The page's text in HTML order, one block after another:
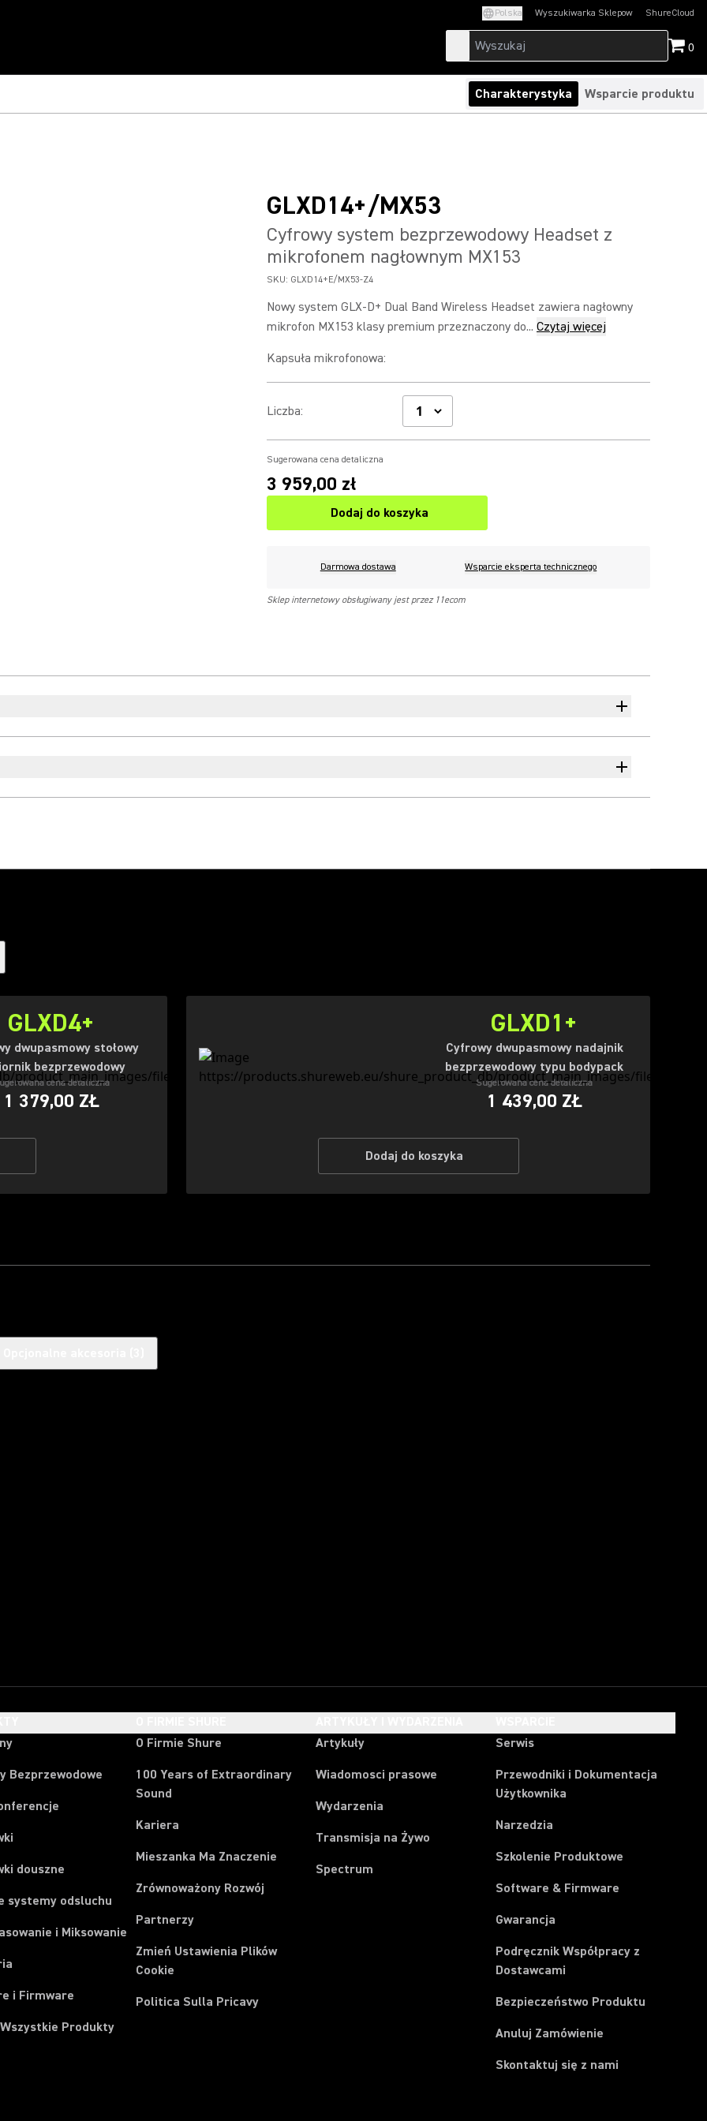
Polska Wyszukiwarka Sklepow ShureCloud
(Opens in a new
0
Charakterystyka Wsparcie produktu
GLXD14+/MX53
Cyfrowy system bezprzewodowy Headset z
mikrofonem nagłownym MX153
SKU: GLXD14+E/MX53-Z4
Nowy system GLX-D+ Dual Band Wireless Headset zawiera nagłowny
mikrofon MX153 klasy premium przeznaczony do... Czytaj więcej
Kapsuła mikrofonowa:
Liczba:
Sugerowana cena detaliczna
3 959,00 zł
Dodaj do koszyka
Darmowa dostawa Wsparcie eksperta technicznego
Sklep internetowy obsługiwany jest przez 11ecom
GLXD4+
dwupasmowy stołowy
bezprzewodowy
cena detaliczna
1 379,00 ZŁ
GLXD1+
Cyfrowy dwupasmowy nadajnik
bezprzewodowy typu bodypack
Sugerowana cena detaliczna
1 439,00 ZŁ
Dodaj do koszyka
Bezprzewodowe
douszne
systemy odsluchu
i Miksowanie
i Firmware
Produkty
O Firmie Shure
100 Years of Extraordinary
Sound
Kariera
Mieszanka Ma Znaczenie
Zrównoważony Rozwój
Partnerzy
Zmień Ustawienia Plików
Cookie
Politica Sulla Pricavy
Artykuły
Wiadomosci prasowe
Wydarzenia
Transmisja na Żywo
Spectrum
Serwis
Przewodniki i Dokumentacja
Użytkownika
Narzedzia
Szkolenie Produktowe
Software & Firmware
Gwarancja
Podręcznik Współpracy z
Dostawcami
Bezpieczeństwo Produktu
Anuluj Zamówienie
Skontaktuj się z nami